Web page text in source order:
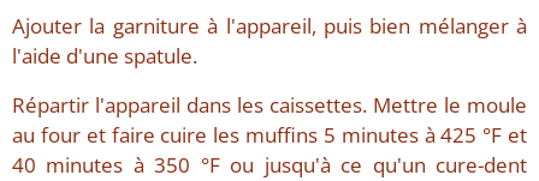
Ajouter la garniture à l'appareil, puis bien mélanger à
l'aide d'une spatule.
Répartir l'appareil dans les caissettes. Mettre le moule
au four et faire cuire les muffins 5 minutes à 425 °F et
40 minutes à 350 °F ou jusqu'à ce qu'un cure-dent